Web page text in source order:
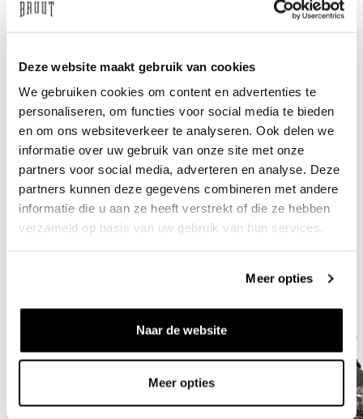
Deze website maakt gebruik van cookies
We gebruiken cookies om content en advertenties te
personaliseren, om functies voor social media te bieden
en om ons websiteverkeer te analyseren. Ook delen we
informatie over uw gebruik van onze site met onze
partners voor social media, adverteren en analyse. Deze
partners kunnen deze gegevens combineren met andere
informatie die u aan ze heeft verstrekt of die ze hebben
verzameld op basis van uw gebruik van hun services.
Meer opties
Naar de website
Meer opties
Need help?We're glad to help
info@bruut.nl Live chat Whatsapp
About this product
Shipment and returns